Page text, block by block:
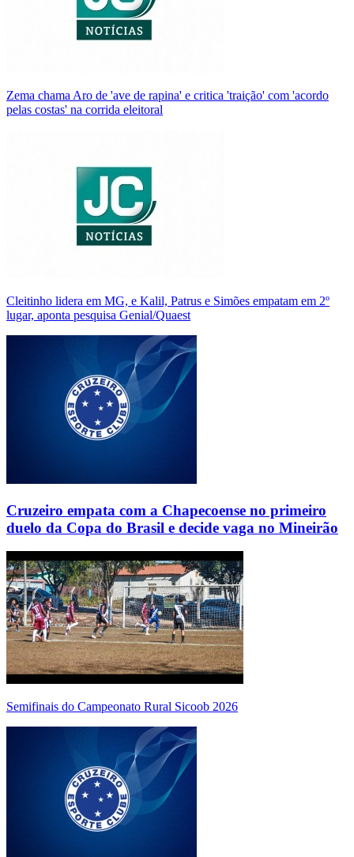
Zema chama Aro de 'ave de rapina' e critica 'traição' com 'acordo
pelas costas' na corrida eleitoral
Cleitinho lidera em MG, e Kalil, Patrus e Simões empatam em 2º
lugar, aponta pesquisa Genial/Quaest
Cruzeiro empata com a Chapecoense no primeiro
duelo da Copa do Brasil e decide vaga no Mineirão
Semifinais do Campeonato Rural Sicoob 2026